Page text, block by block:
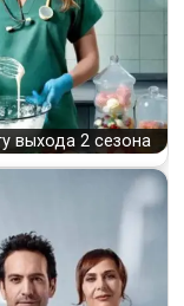
выхода 2 сезона